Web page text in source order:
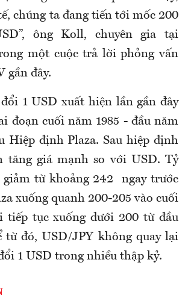
chúng ta đang tiến tới mốc 200
ông Koll, chuyên gia tại
một cuộc trả lời phỏng vấn
gần đây.
1 USD xuất hiện lần gần đây
đoạn cuối năm 1985 - đầu năm
Hiệp định Plaza. Sau hiệp định
tăng giá mạnh so với USD. Tỷ
giảm từ khoảng 242 ngay trước
xuống quanh 200-205 vào cuối
tiếp tục xuống dưới 200 từ đầu
từ đó, USD/JPY không quay lại
1 USD trong nhiều thập kỷ.